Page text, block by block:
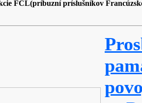
FCL(príbuzní príslušníkov